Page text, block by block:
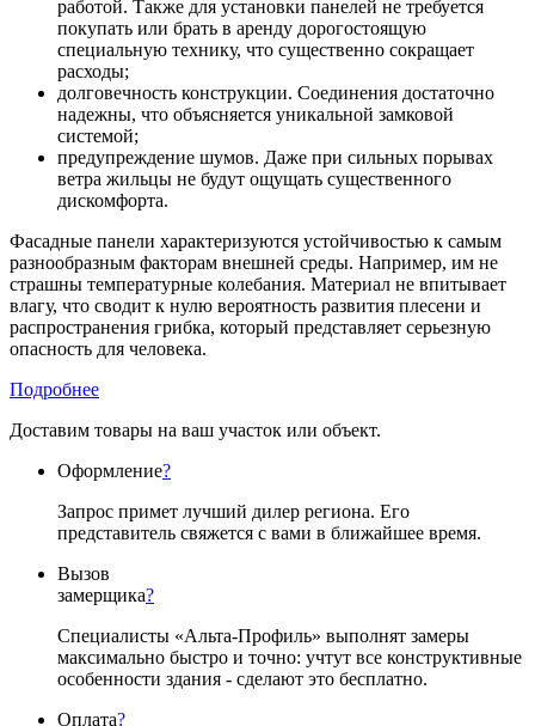
работой. Также для установки панелей не требуется
покупать или брать в аренду дорогостоящую
специальную технику, что существенно сокращает
расходы;
долговечность конструкции. Соединения достаточно
надежны, что объясняется уникальной замковой
системой;
предупреждение шумов. Даже при сильных порывах
ветра жильцы не будут ощущать существенного
дискомфорта.
Фасадные панели характеризуются устойчивостью к самым
разнообразным факторам внешней среды. Например, им не
страшны температурные колебания. Материал не впитывает
влагу, что сводит к нулю вероятность развития плесени и
распространения грибка, который представляет серьезную
опасность для человека.
Подробнее
Доставим товары на ваш участок или объект.
Оформление?
Запрос примет лучший дилер региона. Его
представитель свяжется с вами в ближайшее время.
Вызов
замерщика?
Специалисты «Альта-Профиль» выполнят замеры
максимально быстро и точно: учтут все конструктивные
особенности здания - сделают это бесплатно.
Оплата?